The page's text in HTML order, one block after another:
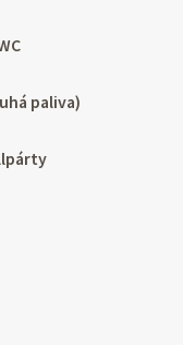
paliva)